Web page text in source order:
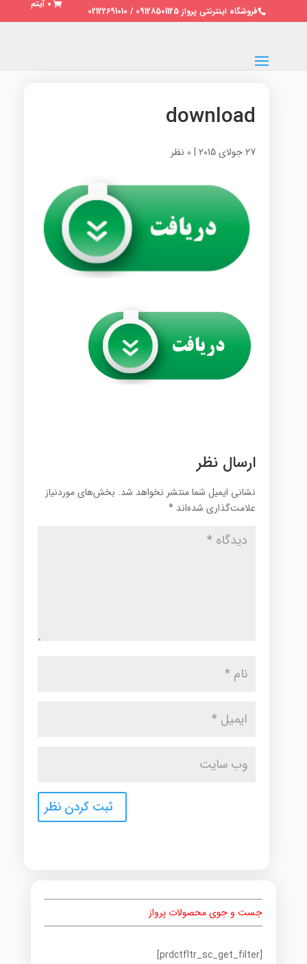
فروشگاه اینترنتی پرواز 09128501125 / 02122691010
0 آیتم
download
27 جولای 2015 | 0 نظر
ارسال نظر
نشانی ایمیل شما منتشر نخواهد شد. بخش‌های موردنیاز
علامت‌گذاری شده‌اند *
جست و جوی محصولات پرواز
[prdctfltr_sc_get_filter]